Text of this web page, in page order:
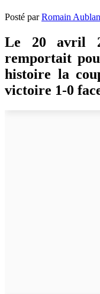
Posté parRomain
Le 20 avril
remportait
histoire la
victoire 1-0